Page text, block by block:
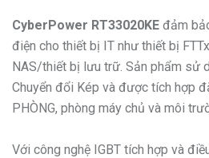
CyberPower RT33020KE đảm
điện cho thiết bị IT như thiết bị
NAS/thiết bị lưu trữ. Sản phẩm sử
Chuyển đổi Kép và được tích hợp
PHÒNG, phòng máy chủ và môi
Với công nghệ IGBT tích hợp và